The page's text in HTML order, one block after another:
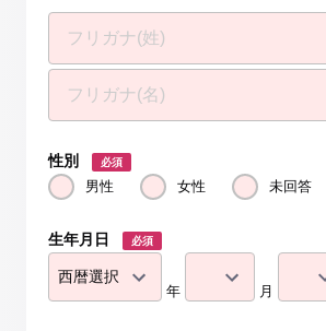
性別 必須
男性 女性 未回答
生年月日 必須
年 月